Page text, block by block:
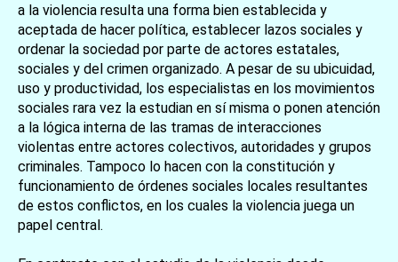
a la violencia resulta una forma bien establecida y
aceptada de hacer política, establecer lazos sociales y
ordenar la sociedad por parte de actores estatales,
sociales y del crimen organizado. A pesar de su ubicuidad,
uso y productividad, los especialistas en los movimientos
sociales rara vez la estudian en sí misma o ponen atención
a la lógica interna de las tramas de interacciones
violentas entre actores colectivos, autoridades y grupos
criminales. Tampoco lo hacen con la constitución y
funcionamiento de órdenes sociales locales resultantes
de estos conflictos, en los cuales la violencia juega un
papel central.